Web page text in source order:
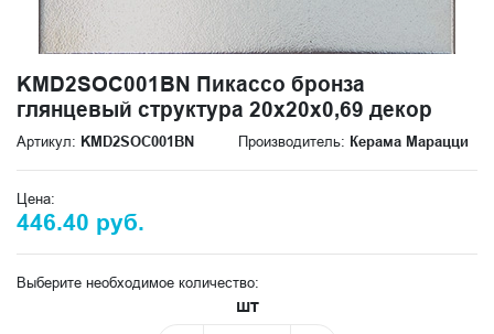
KMD2SOC001BN Пикассо бронза
глянцевый структура 20x20x0,69 декор
Артикул: KMD2SOC001BN Производитель: Керама Марацци
Цена:
446.40 руб.
Выберите необходимое количество:
шт